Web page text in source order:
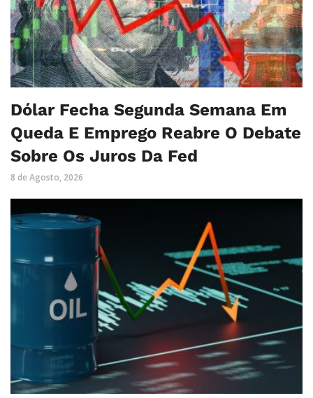
Dólar Fecha Segunda Semana Em
Queda E Emprego Reabre O Debate
Sobre Os Juros Da Fed
8 de Agosto, 2026